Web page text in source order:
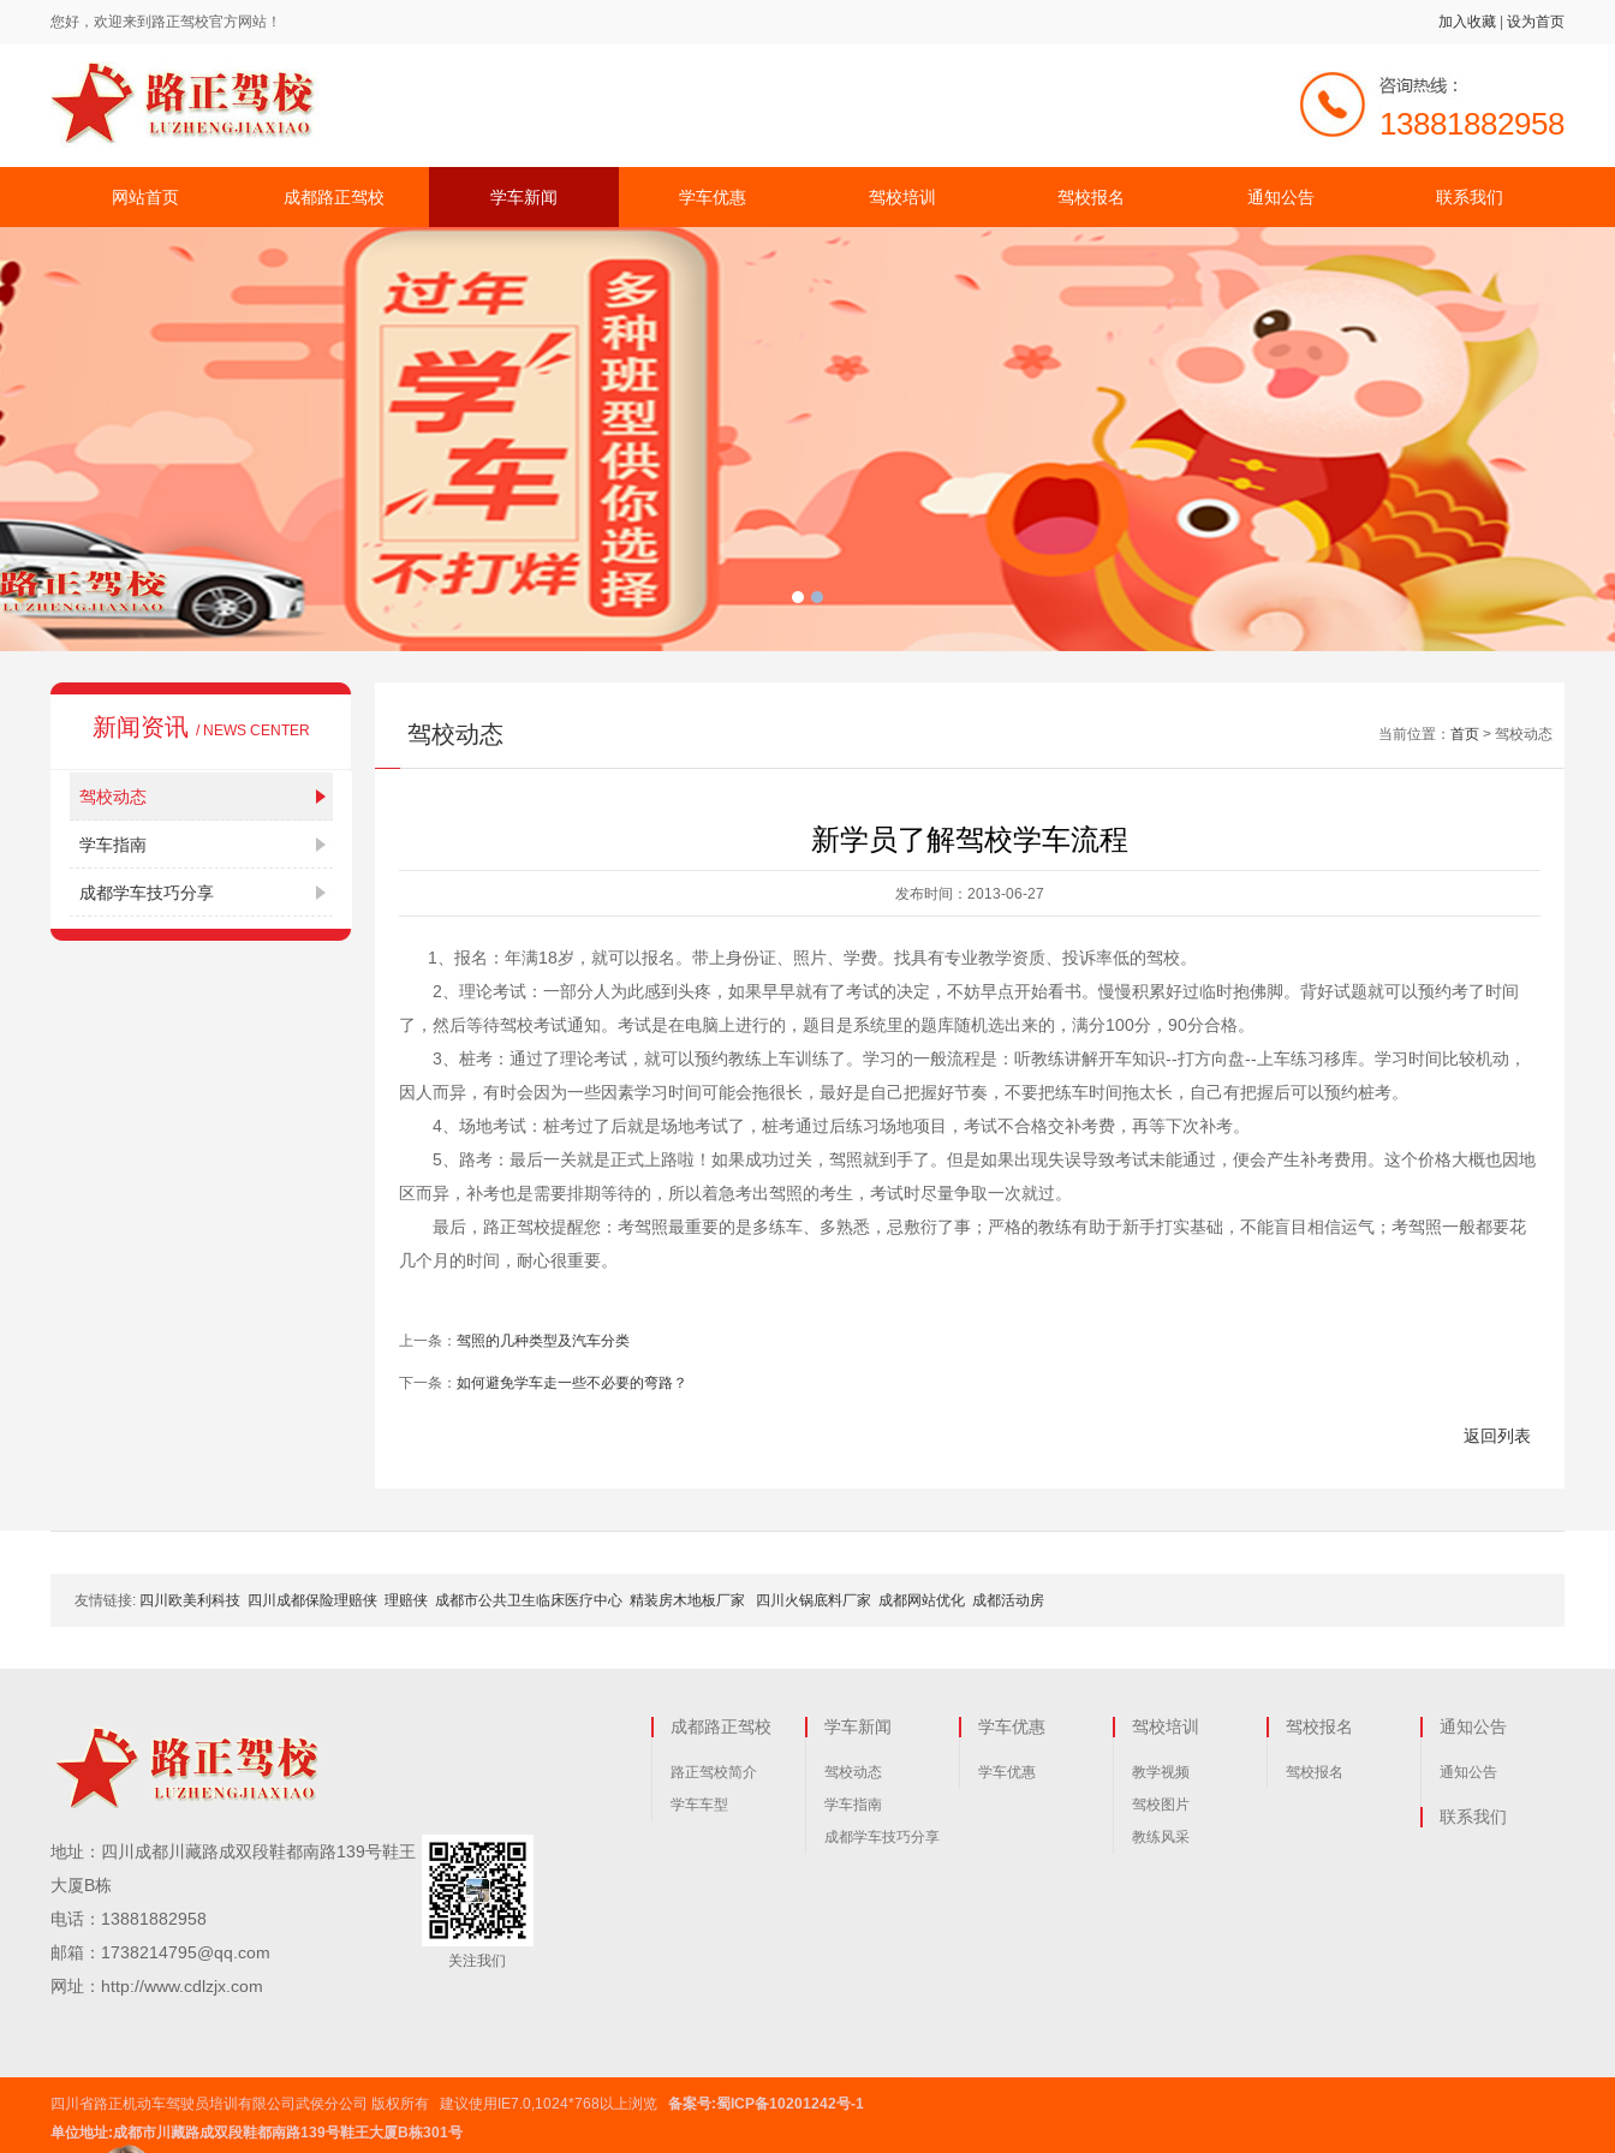
您好，欢迎来到路正驾校官方网站！ 加入收藏 设为首页
13881882958
网站首页 成都路正驾校 学车新闻 学车优惠 驾校培训 驾校报名 通知公告 联系我们
新闻资讯 / NEWS CENTER
驾校动态
学车指南
成都学车技巧分享
驾校动态 当前位置： 首页 > 驾校动态
新学员了解驾校学车流程
发布时间：2013-06-27
1、报名：年满18岁，就可以报名。带上身份证、照片、学费。找具有专业教学资质、投诉率低的驾校。
2、理论考试：一部分人为此感到头疼，如果早早就有了考试的决定，不妨早点开始看书。慢慢积累好过临时抱佛脚。背好试题就可以预约考了时间
了，然后等待驾校考试通知。考试是在电脑上进行的，题目是系统里的题库随机选出来的，满分100分，90分合格。
3、桩考：通过了理论考试，就可以预约教练上车训练了。学习的一般流程是：听教练讲解开车知识--打方向盘--上车练习移库。学习时间比较机动，
因人而异，有时会因为一些因素学习时间可能会拖很长，最好是自己把握好节奏，不要把练车时间拖太长，自己有把握后可以预约桩考。
4、场地考试：桩考过了后就是场地考试了，桩考通过后练习场地项目，考试不合格交补考费，再等下次补考。
5、路考：最后一关就是正式上路啦！如果成功过关，驾照就到手了。但是如果出现失误导致考试未能通过，便会产生补考费用。这个价格大概也因地
区而异，补考也是需要排期等待的，所以着急考出驾照的考生，考试时尽量争取一次就过。
最后，路正驾校提醒您：考驾照最重要的是多练车、多熟悉，忌敷衍了事；严格的教练有助于新手打实基础，不能盲目相信运气；考驾照一般都要花
几个月的时间，耐心很重要。
上一条： 驾照的几种类型及汽车分类
下一条： 如何避免学车走一些不必要的弯路？
返回列表
友情链接: 四川欧美利科技 四川成都保险理赔侠 理赔侠 成都市公共卫生临床医疗中心 精装房木地板厂家 四川火锅底料厂家 成都网站优化 成都活动房
地址：四川成都川藏路成双段鞋都南路139号鞋王
大厦B栋
电话：13881882958
邮箱：1738214795@qq.com
网址：http://www.cdlzjx.com
关注我们
成都路正驾校
路正驾校简介
学车车型
学车新闻
驾校动态
学车指南
成都学车技巧分享
学车优惠
学车优惠
驾校培训
教学视频
驾校图片
教练风采
驾校报名
驾校报名
通知公告
通知公告
联系我们
四川省路正机动车驾驶员培训有限公司武侯分公司 版权所有 建议使用IE7.0,1024*768以上浏览 备案号:蜀ICP备10201242号-1
单位地址:成都市川藏路成双段鞋都南路139号鞋王大厦B栋301号